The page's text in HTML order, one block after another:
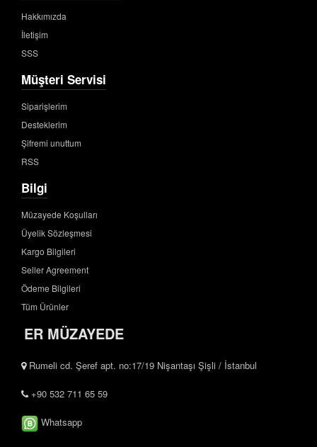
Hakkımızda
İletişim
SSS
Müşteri Servisi
Siparişlerim
Desteklerim
Şifremi unuttum
RSS
Bilgi
Müzayede Koşulları
Üyelik Sözleşmesi
Kargo Bilgileri
Seller Agreement
Ödeme Bilgileri
Tüm Ürünler
ER MÜZAYEDE
Rumeli cd. Şeref apt. no:17/19 Nişantaşı Şişli / İstanbul
+90 532 711 65 59
Whatsapp